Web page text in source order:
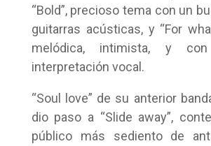
“Bold”, precioso tema con un
guitarras acústicas, y “For
melódica, intimista, y
interpretación vocal.
“Soul love” de su anterior
dio paso a “Slide away”,
público más sediento de